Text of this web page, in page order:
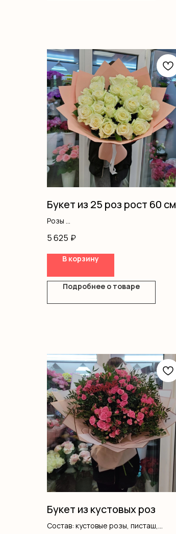
Букет из 25 роз рост 60 см
Розы
5 625 ₽
В корзину
Подробнее о товаре
Букет из кустовых роз
Состав: кустовые розы, писташ,